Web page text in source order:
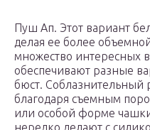
Пуш Ап. Этот вариант
делая ее более
множество интересных
обеспечивают разные
бюст. Соблазнительный
благодаря съемным
или особой форме
нередко делают с